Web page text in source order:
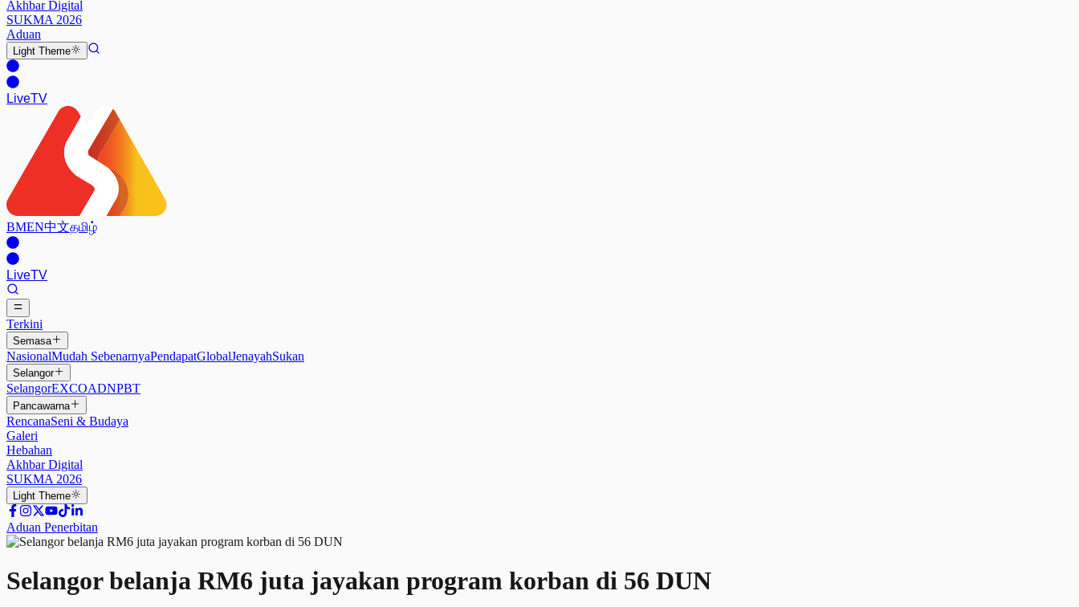
Akhbar Digital
SUKMA 2026
Aduan
Light Theme
LiveTV
BMEN中文தமிழ்
LiveTV
Terkini
Semasa
NasionalMudah SebenarnyaPendapatGlobalJenayahSukan
Selangor
SelangorEXCOADNPBT
Pancawarna
RencanaSeni & Budaya
Galeri
Hebahan
Akhbar Digital
SUKMA 2026
Light Theme
Aduan Penerbitan
Selangor belanja RM6 juta jayakan program korban di 56 DUN